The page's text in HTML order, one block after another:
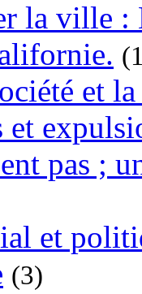
la ville :
et
pas ;
et
(3)